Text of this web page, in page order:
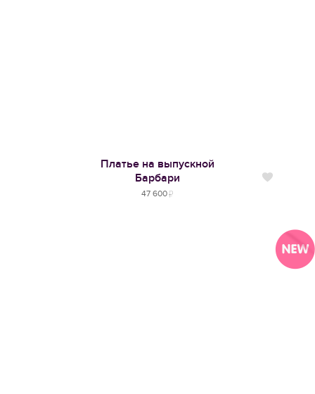
Платье на выпускной
Барбари
47 600